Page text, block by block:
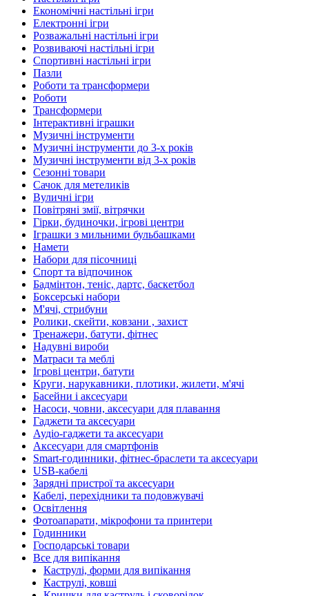
Економічні настільні ігри
Електронні ігри
Розважальні настільні ігри
Розвиваючі настільні ігри
Спортивні настільні ігри
Пазли
Роботи та трансформери
Роботи
Трансформери
Інтерактивні іграшки
Музичні інструменти
Музичні інструменти до 3-х років
Музичні інструменти від 3-х років
Сезонні товари
Сачок для метеликів
Вуличні ігри
Повітряні змії, вітрячки
Гірки, будиночки, ігрові центри
Іграшки з мильними бульбашками
Намети
Набори для пісочниці
Спорт та відпочинок
Бадмінтон, теніс, дартс, баскетбол
Боксерські набори
М'ячі, стрибуни
Ролики, скейти, ковзани , захист
Тренажери, батути, фітнес
Надувні вироби
Матраси та меблі
Ігрові центри, батути
Круги, нарукавники, плотики, жилети, м'ячі
Басейни і аксесуари
Насоси, човни, аксесуари для плавання
Гаджети та аксесуари
Аудіо-гаджети та аксесуари
Аксесуари для смартфонів
Smart-годинники, фітнес-браслети та аксесуари
USB-кабелі
Зарядні пристрої та аксесуари
Кабелі, перехідники та подовжувачі
Освітлення
Фотоапарати, мікрофони та принтери
Годинники
Господарські товари
Все для випікання
Каструлі, форми для випікання
Каструлі, ковші